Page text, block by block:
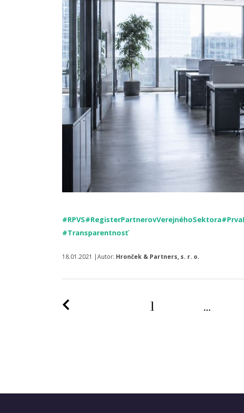
#RPVS#RegisterPartnerovVerejnéhoSektora
#Transparentnosť
18.01.2021 |Autor: Hronček & Partners, s. r. o.
Predchádzajúca strana
1 ...